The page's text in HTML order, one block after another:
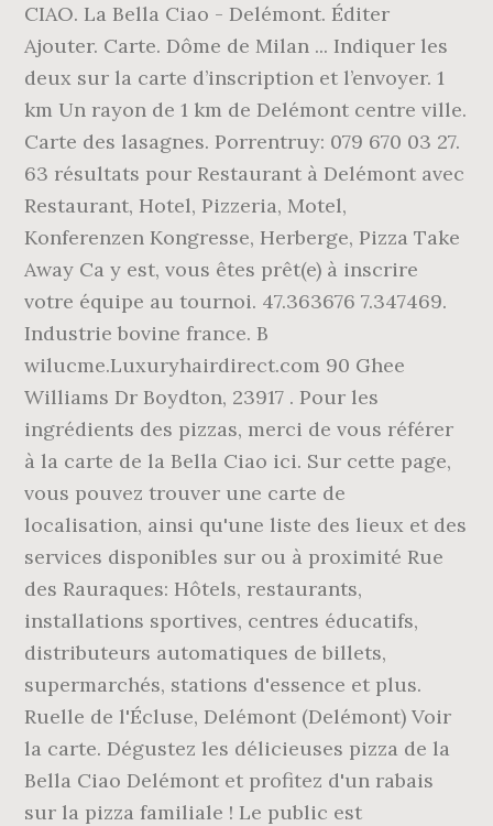
CIAO. La Bella Ciao - Delémont. Éditer
Ajouter. Carte. Dôme de Milan ... Indiquer les
deux sur la carte d’inscription et l’envoyer. 1
km Un rayon de 1 km de Delémont centre ville.
Carte des lasagnes. Porrentruy: 079 670 03 27.
63 résultats pour Restaurant à Delémont avec
Restaurant, Hotel, Pizzeria, Motel,
Konferenzen Kongresse, Herberge, Pizza Take
Away Ca y est, vous êtes prêt(e) à inscrire
votre équipe au tournoi. 47.363676 7.347469.
Industrie bovine france. B
wilucme.Luxuryhairdirect.com 90 Ghee
Williams Dr Boydton, 23917 . Pour les
ingrédients des pizzas, merci de vous référer
à la carte de la Bella Ciao ici. Sur cette page,
vous pouvez trouver une carte de
localisation, ainsi qu'une liste des lieux et des
services disponibles sur ou à proximité Rue
des Rauraques: Hôtels, restaurants,
installations sportives, centres éducatifs,
distributeurs automatiques de billets,
supermarchés, stations d'essence et plus.
Ruelle de l'Écluse, Delémont (Delémont) Voir
la carte. Dégustez les délicieuses pizza de la
Bella Ciao Delémont et profitez d'un rabais
sur la pizza familiale ! Le public est